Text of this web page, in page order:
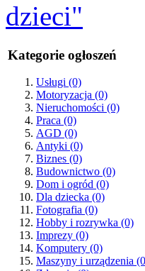
dzieci"
Kategorie ogłoszeń
Usługi (0)
Motoryzacja (0)
Nieruchomości (0)
Praca (0)
AGD (0)
Antyki (0)
Biznes (0)
Budownictwo (0)
Dom i ogród (0)
Dla dziecka (0)
Fotografia (0)
Hobby i rozrywka (0)
Imprezy (0)
Komputery (0)
Maszyny i urządzenia